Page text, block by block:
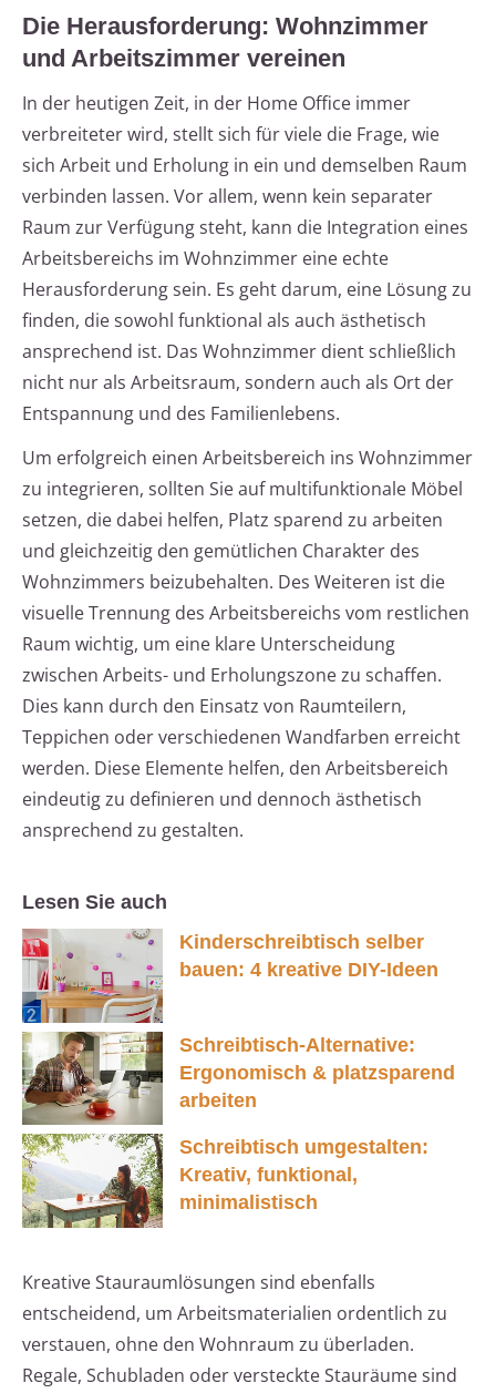
Die Herausforderung: Wohnzimmer
und Arbeitszimmer vereinen
In der heutigen Zeit, in der Home Office immer
verbreiteter wird, stellt sich für viele die Frage, wie
sich Arbeit und Erholung in ein und demselben Raum
verbinden lassen. Vor allem, wenn kein separater
Raum zur Verfügung steht, kann die Integration eines
Arbeitsbereichs im Wohnzimmer eine echte
Herausforderung sein. Es geht darum, eine Lösung zu
finden, die sowohl funktional als auch ästhetisch
ansprechend ist. Das Wohnzimmer dient schließlich
nicht nur als Arbeitsraum, sondern auch als Ort der
Entspannung und des Familienlebens.
Um erfolgreich einen Arbeitsbereich ins Wohnzimmer
zu integrieren, sollten Sie auf multifunktionale Möbel
setzen, die dabei helfen, Platz sparend zu arbeiten
und gleichzeitig den gemütlichen Charakter des
Wohnzimmers beizubehalten. Des Weiteren ist die
visuelle Trennung des Arbeitsbereichs vom restlichen
Raum wichtig, um eine klare Unterscheidung
zwischen Arbeits- und Erholungszone zu schaffen.
Dies kann durch den Einsatz von Raumteilern,
Teppichen oder verschiedenen Wandfarben erreicht
werden. Diese Elemente helfen, den Arbeitsbereich
eindeutig zu definieren und dennoch ästhetisch
ansprechend zu gestalten.
Lesen Sie auch
Kinderschreibtisch selber
bauen: 4 kreative DIY-Ideen
Schreibtisch-Alternative:
Ergonomisch & platzsparend
arbeiten
Schreibtisch umgestalten:
Kreativ, funktional,
minimalistisch
Kreative Stauraumlösungen sind ebenfalls
entscheidend, um Arbeitsmaterialien ordentlich zu
verstauen, ohne den Wohnraum zu überladen.
Regale, Schubladen oder versteckte Stauräume sind